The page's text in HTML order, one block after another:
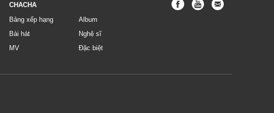
CHACHA
Bảng xếp hạng
Bài hát
MV
Album
Nghệ sĩ
Đặc biệt